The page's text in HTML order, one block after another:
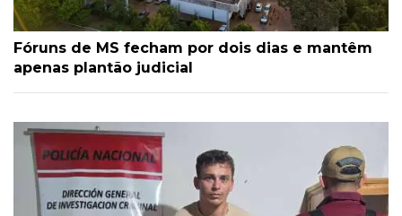
Fóruns de MS fecham por dois dias e mantêm
apenas plantão judicial